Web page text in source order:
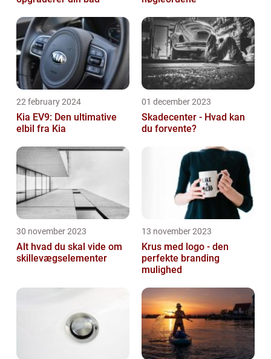
22 february 2024
Kia EV9: Den ultimative
elbil fra Kia
01 december 2023
Skadecenter - Hvad kan
du forvente?
30 november 2023
Alt hvad du skal vide om
skillevægselementer
13 november 2023
Krus med logo - den
perfekte branding
mulighed